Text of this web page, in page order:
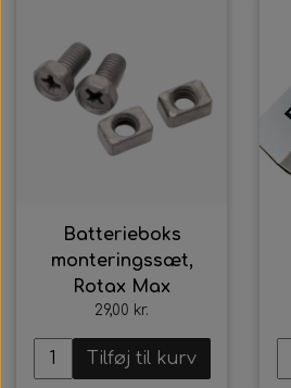
Batterieboks
monteringssæt,
Rotax Max
29,00 kr.
Tilføj til kurv